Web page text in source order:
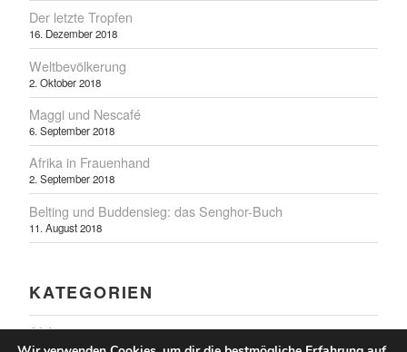
Der letzte Tropfen
16. Dezember 2018
Weltbevölkerung
2. Oktober 2018
Maggi und Nescafé
6. September 2018
Afrika in Frauenhand
2. September 2018
Belting und Buddensieg: das Senghor-Buch
11. August 2018
KATEGORIEN
Afrika